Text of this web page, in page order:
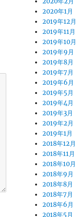
2020年1月
2019年12月
2019年11月
2019年10月
2019年9月
2019年8月
2019年7月
2019年6月
2019年5月
2019年4月
2019年3月
2019年2月
2019年1月
2018年12月
2018年11月
2018年10月
2018年9月
2018年8月
2018年7月
2018年6月
2018年5月